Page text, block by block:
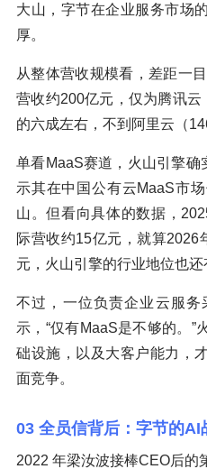
大山，字节在企业服务市场
厚。
从整体营收规模看，差距一
营收约200亿元，仅为腾讯云
的六成左右，不到阿里云（
单看MaaS赛道，火山引擎确
示其在中国公有云MaaS市
山。但看向具体的数据，
际营收约15亿元，就算2026
元，火山引擎的行业地位也还
不过，一位负责企业云服务
示，“仅有MaaS是不够的。”
础设施，以及大客户能力，
面竞争。
03 全员信背后：字节的
2022 年梁汝波接棒CEO后的